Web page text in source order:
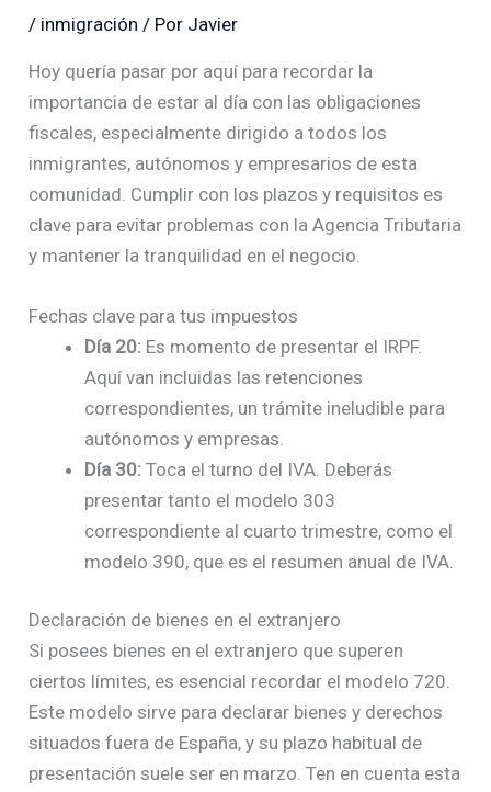
/ inmigración / Por Javier
Hoy quería pasar por aquí para recordar la
importancia de estar al día con las obligaciones
fiscales, especialmente dirigido a todos los
inmigrantes, autónomos y empresarios de esta
comunidad. Cumplir con los plazos y requisitos es
clave para evitar problemas con la Agencia Tributaria
y mantener la tranquilidad en el negocio.
Fechas clave para tus impuestos
Día 20: Es momento de presentar el IRPF.
Aquí van incluidas las retenciones
correspondientes, un trámite ineludible para
autónomos y empresas.
Día 30: Toca el turno del IVA. Deberás
presentar tanto el modelo 303
correspondiente al cuarto trimestre, como el
modelo 390, que es el resumen anual de IVA.
Declaración de bienes en el extranjero
Si posees bienes en el extranjero que superen
ciertos límites, es esencial recordar el modelo 720.
Este modelo sirve para declarar bienes y derechos
situados fuera de España, y su plazo habitual de
presentación suele ser en marzo. Ten en cuenta esta